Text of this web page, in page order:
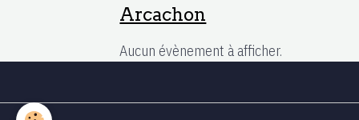
Arcachon
Aucun évènement à afficher.